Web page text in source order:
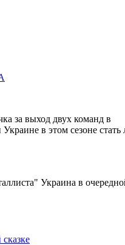
за выход двух команд в
в этом сезоне
Украина в